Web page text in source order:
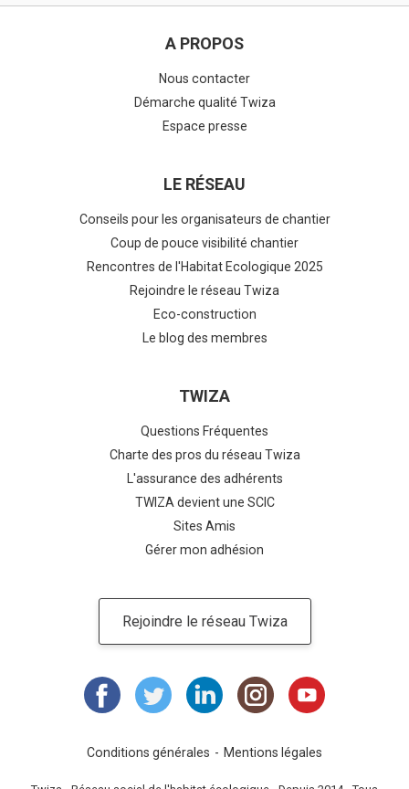
A PROPOS
Nous contacter
Démarche qualité Twiza
Espace presse
LE RÉSEAU
Conseils pour les organisateurs de chantier
Coup de pouce visibilité chantier
Rencontres de l'Habitat Ecologique 2025
Rejoindre le réseau Twiza
Eco-construction
Le blog des membres
TWIZA
Questions Fréquentes
Charte des pros du réseau Twiza
L'assurance des adhérents
TWIZA devient une SCIC
Sites Amis
Gérer mon adhésion
Rejoindre le réseau Twiza
Conditions générales Mentions légales